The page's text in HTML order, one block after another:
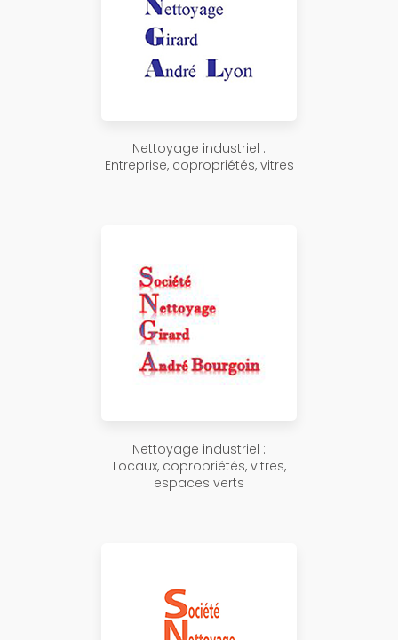
Nettoyage industriel :
Entreprise, copropriétés, vitres
Nettoyage industriel :
Locaux, copropriétés, vitres,
espaces verts